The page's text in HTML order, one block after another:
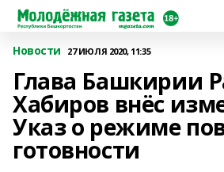
Новости 27 ИЮЛЯ 2020, 11:35
Глава Башкирии
Хабиров внёс
Указ о режиме
готовности